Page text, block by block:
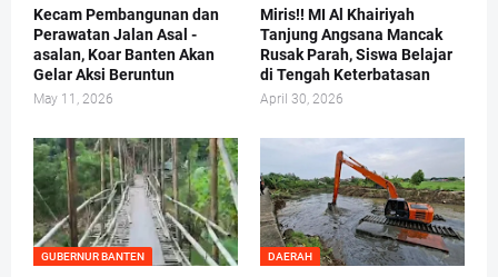
Kecam Pembangunan dan
Perawatan Jalan Asal -
asalan, Koar Banten Akan
Gelar Aksi Beruntun
May 11, 2026
Miris!! MI Al Khairiyah
Tanjung Angsana Mancak
Rusak Parah, Siswa Belajar
di Tengah Keterbatasan
April 30, 2026
GUBERNUR BANTEN DAERAH